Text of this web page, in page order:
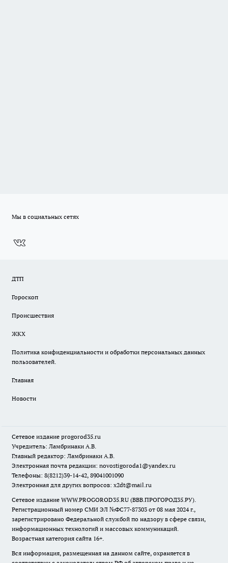
Мы в социальных сетях
ДТП
Гороскоп
Происшествия
ЖКХ
Политика конфиденциальности и обработки персональных данных
пользователей.
Главная
Новости
Сетевое издание progorod35.ru
Учредитель: Ламбринаки А.В.
Главный редактор: Ламбринаки А.В.
Электронная почта редакции: novostigoroda1@yandex.ru
Телефоны: 8(8212)39-14-42, 89041001090
Электронная для других вопросов: x2dt@mail.ru
Сетевое издание WWW.PROGOROD35.RU (ВВВ.ПРОГОРОД35.РУ).
Регистрационный номер СМИ ЭЛ №ФС77-87303 от 08 мая 2024 г.,
зарегистрировано Федеральной службой по надзору в сфере связи,
информационных технологий и массовых коммуникаций.
Возрастная категория сайта 16+.
Вся информация, размещенная на данном сайте, охраняется в